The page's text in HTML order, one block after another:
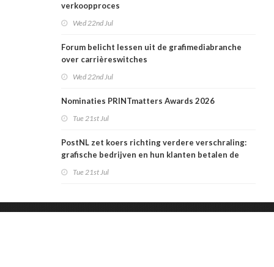
verkoopproces
Wed 22nd Jul
Forum belicht lessen uit de grafimediabranche
over carrièreswitches
Wed 22nd Jul
Nominaties PRINTmatters Awards 2026
Tue 21st Jul
PostNL zet koers richting verdere verschraling:
grafische bedrijven en hun klanten betalen de
Tue 21st Jul